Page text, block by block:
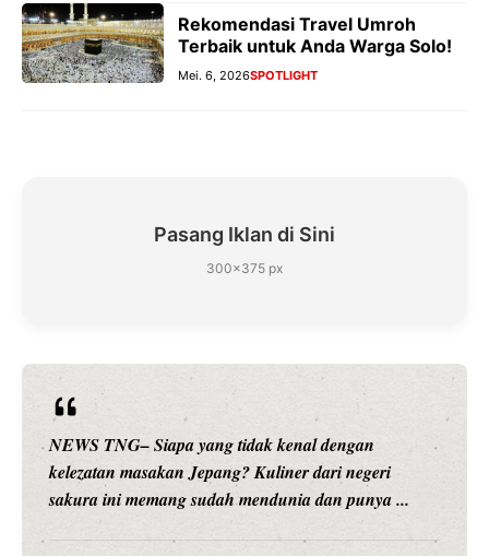
Rekomendasi Travel Umroh
Terbaik untuk Anda Warga Solo!
Mei. 6, 2026SPOTLIGHT
Pasang Iklan di Sini
300×375 px
NEWS TNG– Siapa yang tidak kenal dengan
kelezatan masakan Jepang? Kuliner dari negeri
sakura ini memang sudah mendunia dan punya ...